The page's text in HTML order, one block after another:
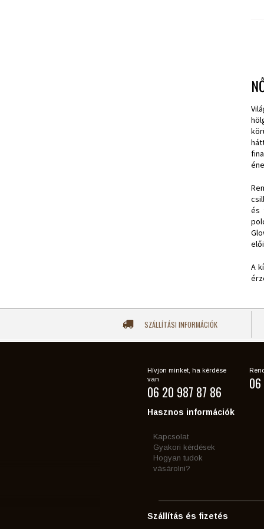
és
A
SZÁLLÍTÁSI INFORMÁCIÓK
Hívjon minket, ha kérdése
van
06 20 987 87 86
Hasznos információk
Kapcsolat
Gyakori kérdések
Hogyan tudok
vásárolni?
Szállítás és fizetés